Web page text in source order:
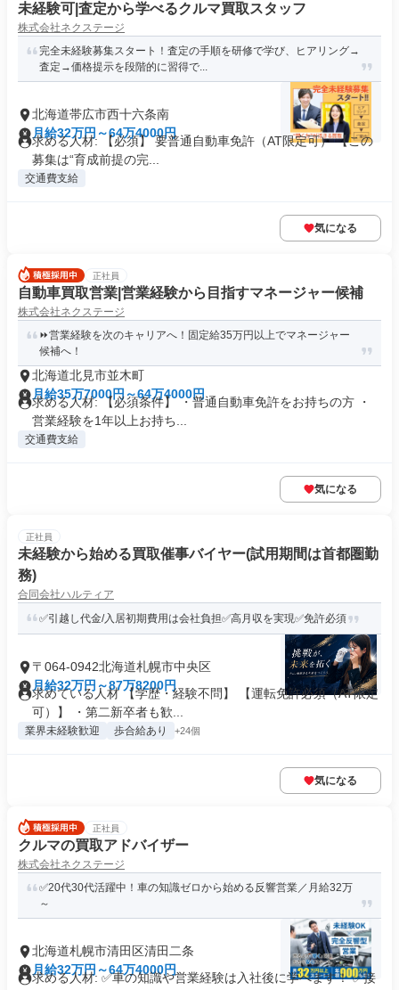
未経験可|査定から学べるクルマ買取スタッフ
株式会社ネクステージ
完全未経験募集スタート！査定の手順を研修で学び、ヒアリング→
査定→価格提示を段階的に習得で...
北海道帯広市西十六条南
月給32万円～64万4000円
求める人材: 【必須】 要普通自動車免許（AT限定可） 【この
募集は“育成前提の完...
交通費支給
気になる
正社員
自動車買取営業|営業経験から目指すマネージャー候補
株式会社ネクステージ
⏩️営業経験を次のキャリアへ！固定給35万円以上でマネージャー
候補へ！
北海道北見市並木町
月給35万7000円～64万4000円
求める人材: 【必須条件】 ・普通自動車免許をお持ちの方 ・
営業経験を1年以上お持ち...
交通費支給
気になる
正社員
未経験から始める買取催事バイヤー(試用期間は首都圏勤
務)
合同会社ハルティア
✅引越し代金/入居初期費用は会社負担✅高月収を実現✅免許必須
〒064-0942北海道札幌市中央区
月給32万円～87万8200円
求めている人材 【学歴・経験不問】 【運転免許必須（AT限定
可）】 ・第二新卒者も歓...
業界未経験歓迎 歩合給あり +24個
気になる
正社員
クルマの買取アドバイザー
株式会社ネクステージ
✅20代30代活躍中！車の知識ゼロから始める反響営業／月給32万
～
北海道札幌市清田区清田二条
月給32万円～64万4000円
求める人材: ✅車の知識や営業経験は入社後に学べます！ ✅接